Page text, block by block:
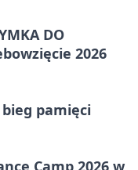
DO
2026
bieg pamięci
Camp 2026 w